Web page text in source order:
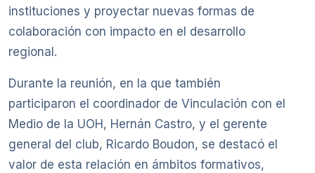
instituciones y proyectar nuevas formas de
colaboración con impacto en el desarrollo
regional.
Durante la reunión, en la que también
participaron el coordinador de Vinculación con el
Medio de la UOH, Hernán Castro, y el gerente
general del club, Ricardo Boudon, se destacó el
valor de esta relación en ámbitos formativos,